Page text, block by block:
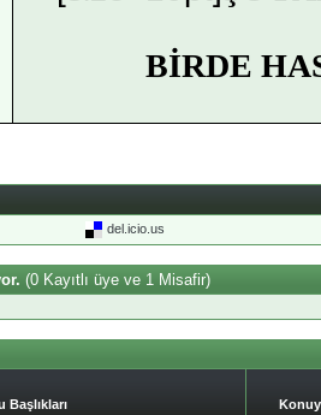
BİRDE
del.icio.us
(0 Kayıtlı üye ve 1 Misafir)
Başlıkları